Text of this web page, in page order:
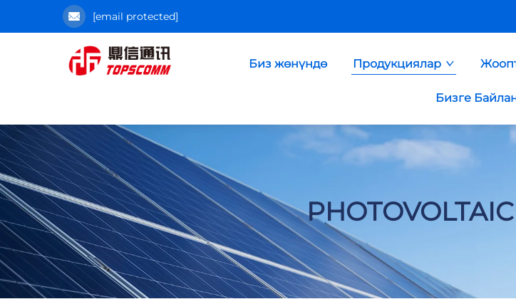
[email protected]
Биз жөнүндө Продукциялар
Бизге